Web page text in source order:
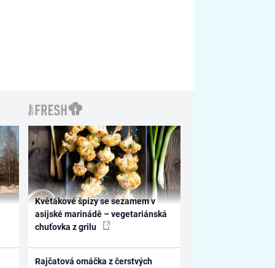
Květákové špízy se sezamem v
asijské marinádě – vegetariánská
chuťovka z grilu
Rajčatová omáčka z čerstvých